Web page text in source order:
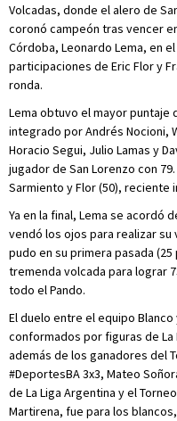
Volcadas, donde el alero de
coronó campeón tras vencer
Córdoba, Leonardo Lema, en
participaciones de Eric Flor y
ronda.
Lema obtuvo el mayor
integrado por Andrés Nocioni,
Horacio Segui, Julio Lamas y
jugador de San Lorenzo con
Sarmiento y Flor (50), reciente
Ya en la final, Lema se acordó
vendó los ojos para realizar su
pudo en su primera pasada
tremenda volcada para lograr
todo el Pando.
El duelo entre el equipo
conformados por figuras de
además de los ganadores del
#DeportesBA 3x3, Mateo
de La Liga Argentina y el
Martirena, fue para los